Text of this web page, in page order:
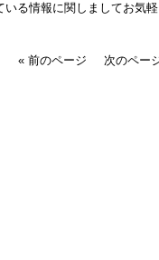
る情報に関しましてお気
« 前のページ 次のペー